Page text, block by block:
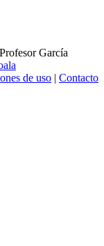
García
de uso | Contacto